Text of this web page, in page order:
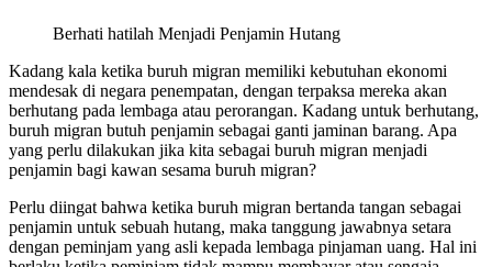
Berhati hatilah Menjadi Penjamin Hutang
Kadang kala ketika buruh migran memiliki kebutuhan ekonomi
mendesak di negara penempatan, dengan terpaksa mereka akan
berhutang pada lembaga atau perorangan. Kadang untuk berhutang,
buruh migran butuh penjamin sebagai ganti jaminan barang. Apa
yang perlu dilakukan jika kita sebagai buruh migran menjadi
penjamin bagi kawan sesama buruh migran?
Perlu diingat bahwa ketika buruh migran bertanda tangan sebagai
penjamin untuk sebuah hutang, maka tanggung jawabnya setara
dengan peminjam yang asli kepada lembaga pinjaman uang. Hal ini